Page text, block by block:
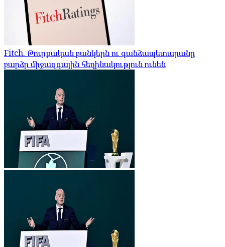
Fitch. Թուրքական բանկերն ու գանձապետարանը
բարձր միջազգային հեղինակություն ունեն